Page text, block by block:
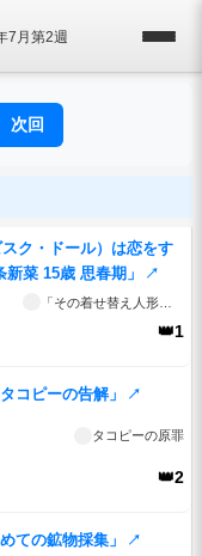
7月第2週
次回
スク・ドール）は恋をす
菜 15歳 思春期」
↗
👑1
コピーの告解」 ↗
タコピーの原罪
👑2
ての鉱物採集」 ↗